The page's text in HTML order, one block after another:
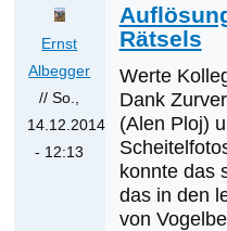
Aktueller
Stand
zur
fraglichen
Ammer
von
Ernst
Albegger
// So.,
14.12.2014
- 12:13
Rätsels
Werte
Dank
(Alen Ploj)
konnte das
das in den
von